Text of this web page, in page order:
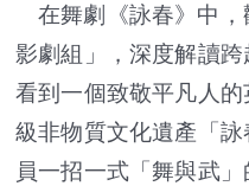
在舞劇《詠春》中
影劇組」，深度解讀跨
看到一個致敬平凡人
級非物質文化遺產「
員一招一式「舞與武